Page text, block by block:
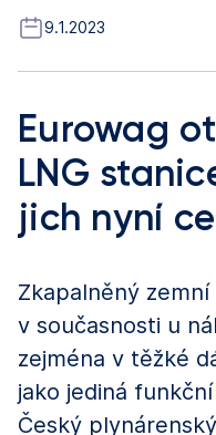
9.1.2023
Eurowag
LNG
jich nyní
Zkapalněný
v současnosti u
zejména v těžké
jako jediná
Český